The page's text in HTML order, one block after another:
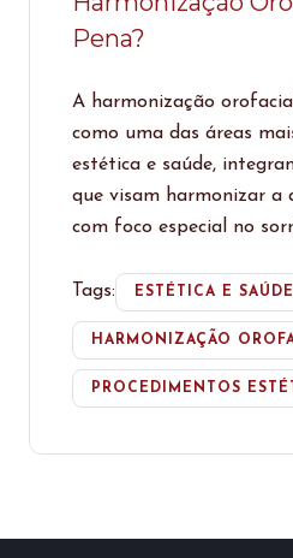
Pena?
A harmonização
como uma das áreas
estética e saúde,
que visam harmonizar a
com foco especial no
Tags: ESTÉTICA E SAÚDE
HARMONIZAÇÃO
PROCEDIMENTOS